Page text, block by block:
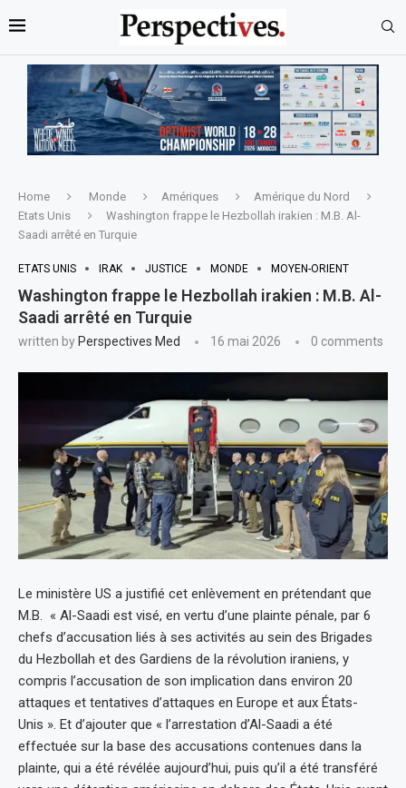
Home Monde Amériques
Amérique du Nord
Etats Unis
Washington frappe le Hezbollah irakien : M.B. Al-
Saadi arrêté en Turquie
ETATS UNIS IRAK JUSTICE MONDE MOYEN-ORIENT
Washington frappe le Hezbollah irakien : M.B. Al-
Saadi arrêté en Turquie
written by Perspectives Med 16 mai 2026 0 comments
Le ministère US a justifié cet enlèvement en prétendant que
M.B. « Al-Saadi est visé, en vertu d’une plainte pénale, par 6
chefs d’accusation liés à ses activités au sein des Brigades
du Hezbollah et des Gardiens de la révolution iraniens, y
compris l’accusation de son implication dans environ 20
attaques et tentatives d’attaques en Europe et aux États-
Unis ». Et d’ajouter que « l’arrestation d’Al-Saadi a été
effectuée sur la base des accusations contenues dans la
plainte, qui a été révélée aujourd’hui, puis qu’il a été transféré